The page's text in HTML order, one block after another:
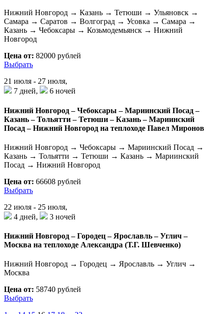
Нижний Новгород → Казань → Тетюши → Ульяновск →
Самара → Саратов → Волгоград → Усовка → Самара →
Казань → Чебоксары → Козьмодемьянск → Нижний
Новгород
Цена от: 82000 рублей
Выбрать
21 июля - 27 июля,
7 дней,
6 ночей
Нижний Новгород – Чебоксары – Мариинский Посад –
Казань – Тольятти – Тетюши – Казань – Мариинский
Посад – Нижний Новгород на теплоходе Павел Миронов
Нижний Новгород → Чебоксары → Мариинский Посад →
Казань → Тольятти → Тетюши → Казань → Мариинский
Посад → Нижний Новгород
Цена от: 66608 рублей
Выбрать
22 июля - 25 июля,
4 дней,
3 ночей
Нижний Новгород – Городец – Ярославль – Углич –
Москва на теплоходе Александра (Т.Г. Шевченко)
Нижний Новгород → Городец → Ярославль → Углич →
Москва
Цена от: 58740 рублей
Выбрать